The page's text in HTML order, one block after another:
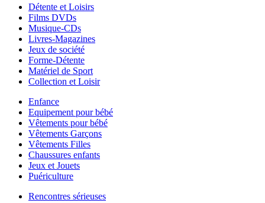
Détente et Loisirs
Films DVDs
Musique-CDs
Livres-Magazines
Jeux de société
Forme-Détente
Matériel de Sport
Collection et Loisir
Enfance
Equipement pour bébé
Vêtements pour bébé
Vêtements Garçons
Vêtements Filles
Chaussures enfants
Jeux et Jouets
Puériculture
Rencontres sérieuses